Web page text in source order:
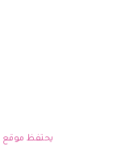
يحتفظ موقع